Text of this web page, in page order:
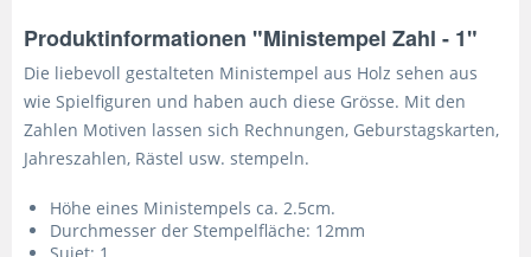
Produktinformationen "Ministempel Zahl - 1"
Die liebevoll gestalteten Ministempel aus Holz sehen aus
wie Spielfiguren und haben auch diese Grösse. Mit den
Zahlen Motiven lassen sich Rechnungen, Geburstagskarten,
Jahreszahlen, Rästel usw. stempeln.
Höhe eines Ministempels ca. 2.5cm.
Durchmesser der Stempelfläche: 12mm
Sujet: 1